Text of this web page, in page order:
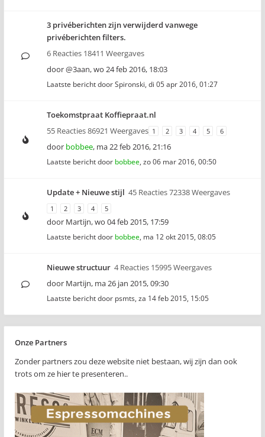
3 privéberichten zijn verwijderd vanwege
privéberichten filters.
6 Reacties 18411 Weergaves
door@3aan,wo 24 feb 2016, 18:03
Laatste bericht doorSpironski, di 05 apr 2016, 01:27
Toekomstpraat Koffiepraat.nl
55 Reacties 86921 Weergaves 1 2 3 4 5 6
door bobbee, ma 22 feb 2016, 21:16
Laatste bericht door bobbee, zo 06 mar 2016, 00:50
Update + Nieuwe stijl 45 Reacties 72338 Weergaves
1 2 3 4 5
door Martijn,wo 04 feb 2015, 17:59
Laatste bericht door bobbee, ma 12 okt 2015, 08:05
Nieuwe structuur 4 Reacties 15995 Weergaves
door Martijn, ma 26 jan 2015, 09:30
Laatste bericht door psmts, za 14 feb 2015, 15:05
Onze Partners
Zonder partners zou deze website niet bestaan, wij zijn dan ook
trots om ze hier te presenteren..